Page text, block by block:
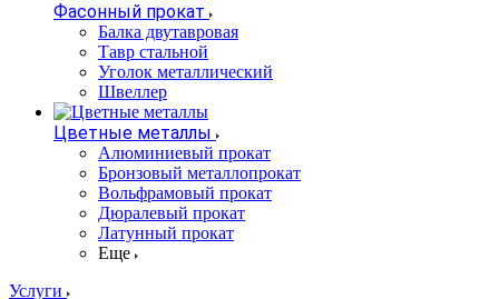
Фасонный прокат
Балка двутавровая
Тавр стальной
Уголок металлический
Швеллер
Цветные металлы
Алюминиевый прокат
Бронзовый металлопрокат
Вольфрамовый прокат
Дюралевый прокат
Латунный прокат
Еще
Услуги